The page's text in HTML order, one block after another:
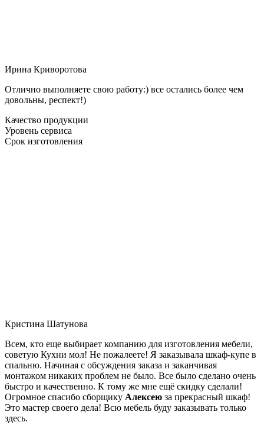
Ирина Криворотова
Отлично выполняете свою работу:) все остались более чем
довольны, респект!)
Качество продукции
Уровень сервиса
Срок изготовления
Кристина Шатунова
Всем, кто еще выбирает компанию для изготовления мебели,
советую Кухни мол! Не пожалеете! Я заказывала шкаф-купе в
спальню. Начиная с обсуждения заказа и заканчивая
монтажом никаких проблем не было. Все было сделано очень
быстро и качественно. К тому же мне ещё скидку сделали!
Огромное спасибо сборщику Алексею за прекрасный шкаф!
Это мастер своего дела! Всю мебель буду заказывать только
здесь.